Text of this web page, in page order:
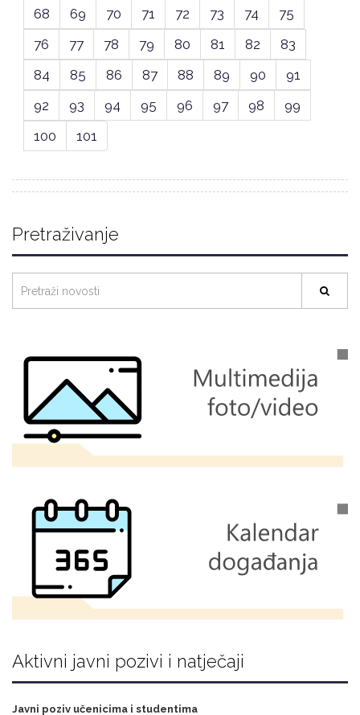
68
69 70 71 72 73 74
75
76
77 78 79 80 81 82
83
84
85 86 87 88 89 90
91
92
93 94 95 96 97 98
99
100
101
Pretraživanje
Aktivni javni pozivi i natječaji
Javni poziv učenicima i studentima